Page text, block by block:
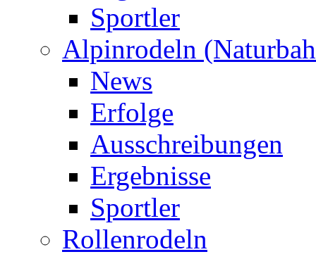
Sportler
Alpinrodeln
News
Erfolge
Ausschreibungen
Ergebnisse
Sportler
Rollenrodeln